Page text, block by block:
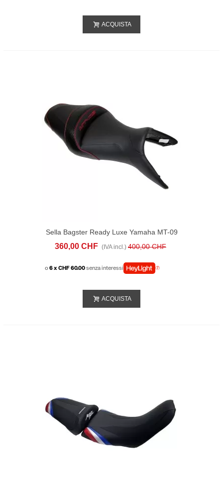
ACQUISTA
Sella Bagster Ready Luxe Yamaha MT-09
(2017-20) Nera Rossa
360,00 CHF (IVA incl.) 400,00 CHF
o6 x CHF 60.00senza interessi
ACQUISTA